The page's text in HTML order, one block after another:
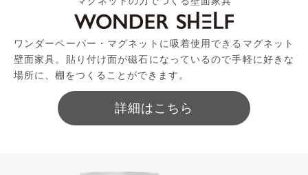
ワンダーペーパー・マグネットに吸着使用できるマグネット
壁面家具。貼り付け面が磁石になっているので手軽に好きな
場所に、棚をつくることができます。
詳細はこちら